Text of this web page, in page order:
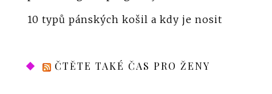
10 typů pánských košil a kdy je nosit
ČTĚTE TAKÉ ČAS PRO ŽENY